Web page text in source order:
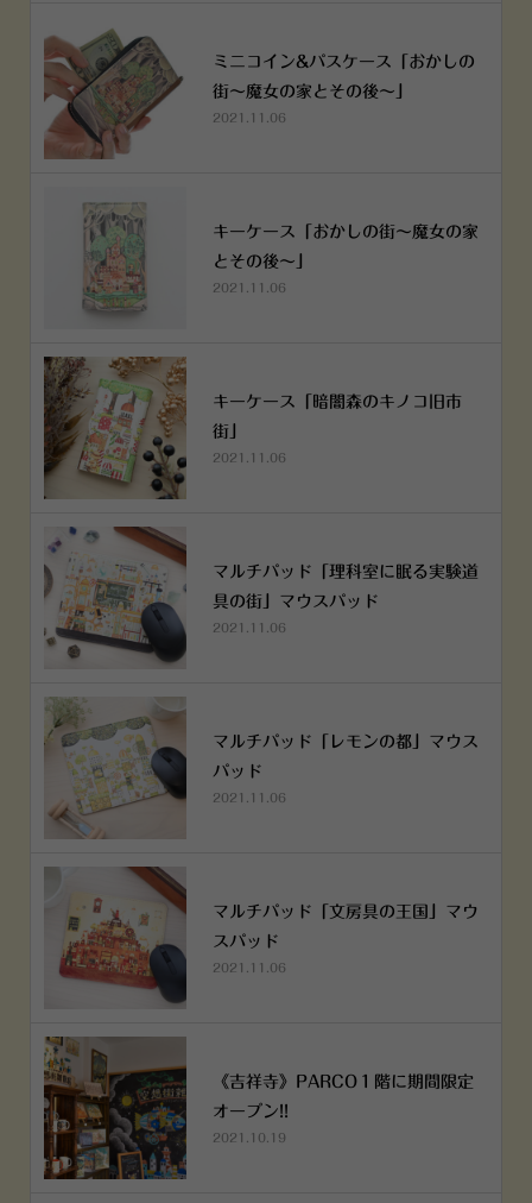
ミニコイン&パスケース「おかしの
街～魔女の家とその後～」
2021.11.06
キーケース「おかしの街～魔女の家
とその後～」
2021.11.06
キーケース「暗闇森のキノコ旧市
街」
2021.11.06
マルチパッド「理科室に眠る実験道
具の街」マウスパッド
2021.11.06
マルチパッド「レモンの都」マウス
パッド
2021.11.06
マルチパッド「文房具の王国」マウ
スパッド
2021.11.06
《吉祥寺》PARCO１階に期間限定
オープン!!
2021.10.19